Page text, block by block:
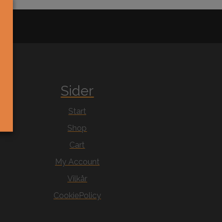
Sider
Start
Shop
Cart
My Account
Vilkår
CookiePolicy